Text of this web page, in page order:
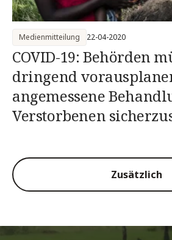
COVID-19: Behörden
dringend
angemessene
Verstorbenen
Medienmitteilung 22-04-2020
Zusätzlich